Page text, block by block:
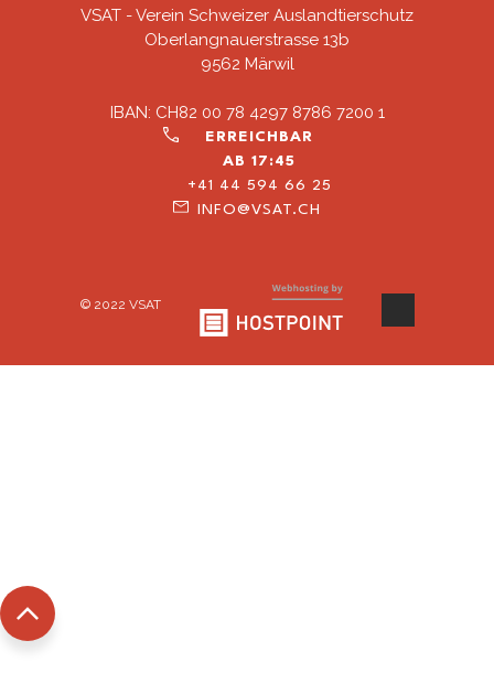
VSAT - Verein Schweizer Auslandtierschutz
Oberlangnauerstrasse 13b
9562 Märwil
IBAN: CH82 00 78 4297 8786 7200 1
ERREICHBAR
AB 17:45
+41 44 594 66 25
INFO@VSAT.CH
© 2022 VSAT